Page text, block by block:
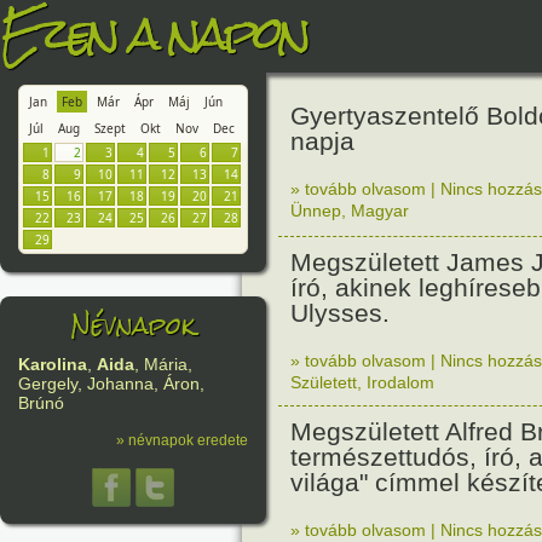
Ezen a napon
Jan Feb Már Ápr Máj
Jún
Júl
Aug Szept Okt Nov
Dec
1
2 3 4 5 6
7
8
9 10 11 12 13
14
15
16 17 18 19 20
21
22
23 24 25 26 27
28
29
Névnapok
Karolina, Aida, Mária,
Gergely, Johanna, Áron,
Brúnó
» névnapok eredete
Gyertyaszentelő
napja
» tovább olvasom | Nincs
Ünnep Magyar
Megszületett James
író, akinek
Ulysses.
» tovább olvasom | Nincs
Született Irodalom
Megszületett Alfred
természettudós, író,
világa" címmel
» tovább olvasom | Nincs